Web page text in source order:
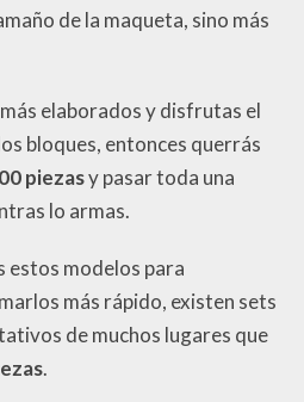
de la maqueta, sino más
elaborados y disfrutas el
bloques, entonces querrás
piezasy pasar toda una
lo armas.
estos modelos para
más rápido, existen sets
de muchos lugares que
.